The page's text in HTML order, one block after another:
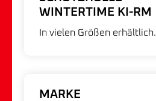
WINTERTIME KI-RM
In vielen Größen erhältlich.
MARKE